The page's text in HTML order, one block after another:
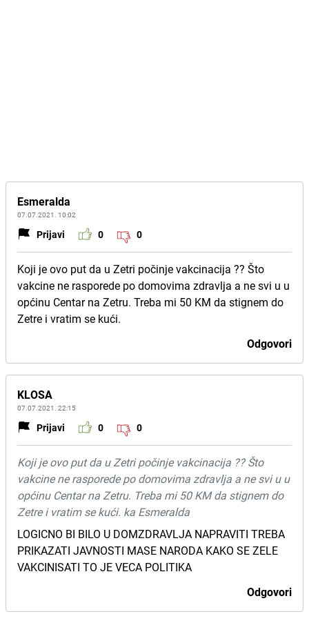
Esmeralda
07.07.2021. 10:02
Prijavi 0 0
Koji je ovo put da u Zetri počinje vakcinacija ?? Što
vakcine ne rasporede po domovima zdravlja a ne svi u u
općinu Centar na Zetru. Treba mi 50 KM da stignem do
Zetre i vratim se kući.
Odgovori
KLOSA
07.07.2021. 22:15
Prijavi 0 0
Koji je ovo put da u Zetri počinje vakcinacija ?? Što
vakcine ne rasporede po domovima zdravlja a ne svi u u
općinu Centar na Zetru. Treba mi 50 KM da stignem do
Zetre i vratim se kući. ka Esmeralda
LOGICNO BI BILO U DOMZDRAVLJA NAPRAVITI TREBA
PRIKAZATI JAVNOSTI MASE NARODA KAKO SE ZELE
VAKCINISATI TO JE VECA POLITIKA
Odgovori